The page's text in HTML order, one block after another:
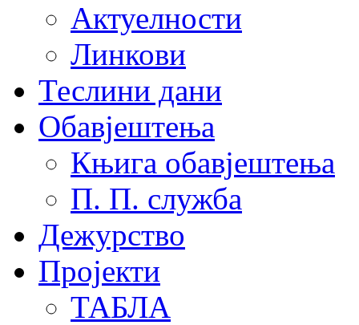
Актуелности
Линкови
Теслини дани
Обавјештења
Књига обавјештења
П. П. служба
Дежурство
Пројекти
ТАБЛА